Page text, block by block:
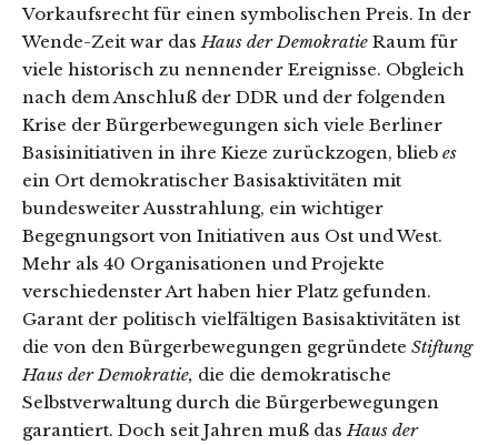
Vorkaufsrecht für einen symbolischen Preis. In der
Wende-Zeit war dasHaus der Demokratie Raum für
viele historisch zu nennender Ereignisse. Obgleich
nach dem Anschluß der DDR und der folgenden
Krise der Bürgerbewegungen sich viele Berliner
Basisinitiativen in ihre Kieze zurückzogen, blieb es
ein Ort demokratischer Basisaktivitäten mit
bundesweiter Ausstrahlung, ein wichtiger
Begegnungsort von Initiativen aus Ost und West.
Mehr als 40 Organisationen und Projekte
verschiedenster Art haben hier Platz gefunden.
Garant der politisch vielfältigen Basisaktivitäten ist
die von den Bürgerbewegungen gegründete Stiftung
Haus der Demokratie, die die demokratische
Selbstverwaltung durch die Bürgerbewegungen
garantiert. Doch seit Jahren muß dasHaus der